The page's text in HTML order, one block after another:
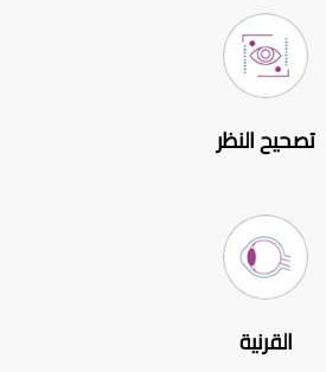
تصحيح النظر
القرنية